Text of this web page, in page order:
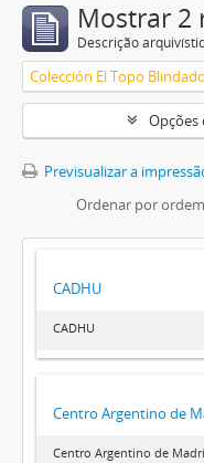
Mostrar 2
Descrição
Colección El Topo Blindado
Opções
Previsualizar a
Ordenar por
CADHU
CADHU
Centro Argentino de
Centro Argentino de